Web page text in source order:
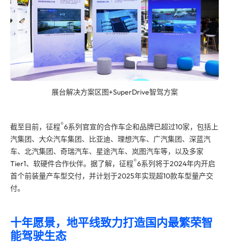
展台解决方案区图+SuperDrive智驾方案
截至目前，征程®6系列官宣的合作车企和品牌已超过10家，包括上
汽集团、大众汽车集团、比亚迪、理想汽车、广汽集团、深蓝汽
车、北汽集团、奇瑞汽车、星途汽车、岚图汽车等，以及多家
Tier1、软硬件合作伙伴。据了解，征程®6系列将于2024年内开启
首个前装量产车型交付，并计划于2025年实现超10款车型量产交
付。
十年愿景，地平线致力打造国内最繁荣智
能驾驶生态